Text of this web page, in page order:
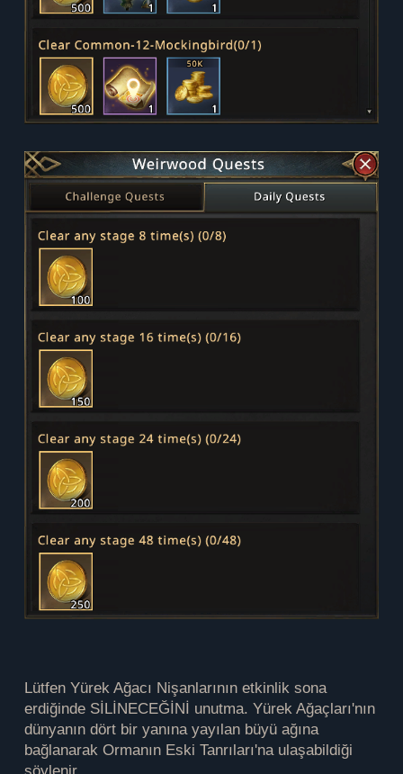
Lütfen Yürek Ağacı Nişanlarının etkinlik sona
erdiğinde SİLİNECEĞİNİ unutma. Yürek Ağaçları'nın
dünyanın dört bir yanına yayılan büyü ağına
bağlanarak Ormanın Eski Tanrıları'na ulaşabildiği
söylenir.